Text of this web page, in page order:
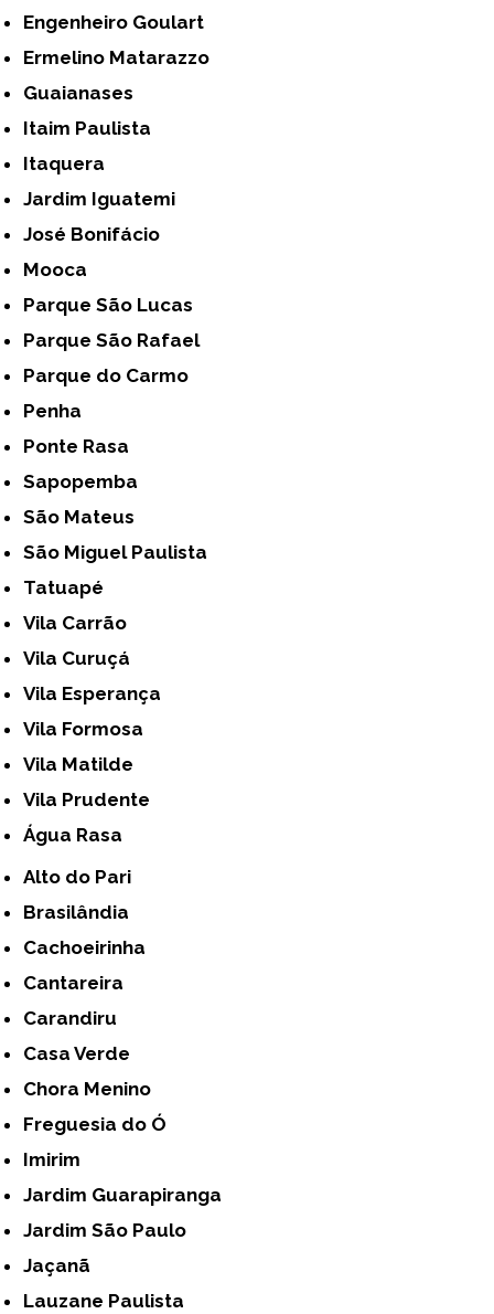
Engenheiro Goulart
Ermelino Matarazzo
Guaianases
Itaim Paulista
Itaquera
Jardim Iguatemi
José Bonifácio
Mooca
Parque São Lucas
Parque São Rafael
Parque do Carmo
Penha
Ponte Rasa
Sapopemba
São Mateus
São Miguel Paulista
Tatuapé
Vila Carrão
Vila Curuçá
Vila Esperança
Vila Formosa
Vila Matilde
Vila Prudente
Água Rasa
Alto do Pari
Brasilândia
Cachoeirinha
Cantareira
Carandiru
Casa Verde
Chora Menino
Freguesia do Ó
Imirim
Jardim Guarapiranga
Jardim São Paulo
Jaçanã
Lauzane Paulista